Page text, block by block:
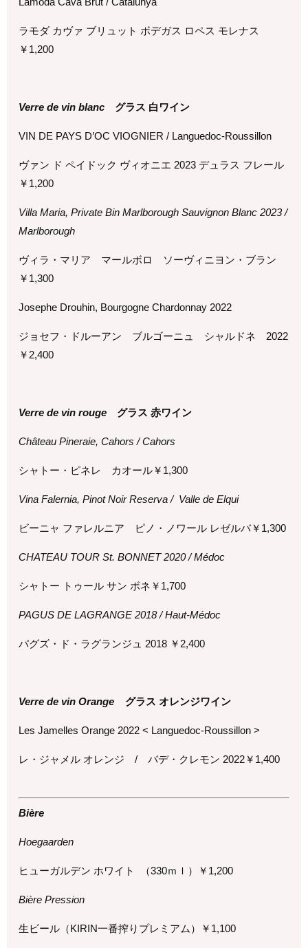
ラモダ カヴァ ブリュット ボデガス ロペス モレナス
￥ 1,200
Verre de vin blanc グラス 白ワイン
VIN DE PAYS D’OC VIOGNIER / Languedoc-Roussillon
ヴァン ド ペイドック ヴィオニエ 2023 デュラス フレール
￥ 1,200
Villa Maria, Private Bin Marlborough Sauvignon Blanc 2023 /
Marlborough
ヴィラ・マリア マールボロ ソーヴィニヨン・ブラン
￥ 1,300
Josephe Drouhin, Bourgogne Chardonnay 2022
ジョセフ・ドルーアン ブルゴーニュ シャルドネ 2022
￥ 2,400
Verre de vin rouge グラス 赤ワイン
Château Pineraie, Cahors / Cahors
シャトー・ピネレ カオール￥ 1,300
Vina Falernia, Pinot Noir Reserva / Valle de Elqui
ビーニャ ファレルニア ピノ・ノワール レゼルバ￥ 1,300
CHATEAU TOUR St. BONNET 2020 / Médoc
シャトー トゥール サン ボネ￥ 1,700
PAGUS DE LAGRANGE 2018 / Haut-Médoc
パグズ・ド・ラグランジュ 2018 ￥2,400
Verre de vin Orange グラス オレンジワイン
Les Jamelles Orange 2022 < Languedoc-Roussillon >
レ・ジャメル オレンジ / バデ・クレモン 2022￥ 1,400
Bière
Hoegaarden
ヒューガルデン ホワイト （330ｍｌ）￥ 1,200
Bière Pression
生ビール（KIRIN一番搾りプレミアム）￥ 1,100